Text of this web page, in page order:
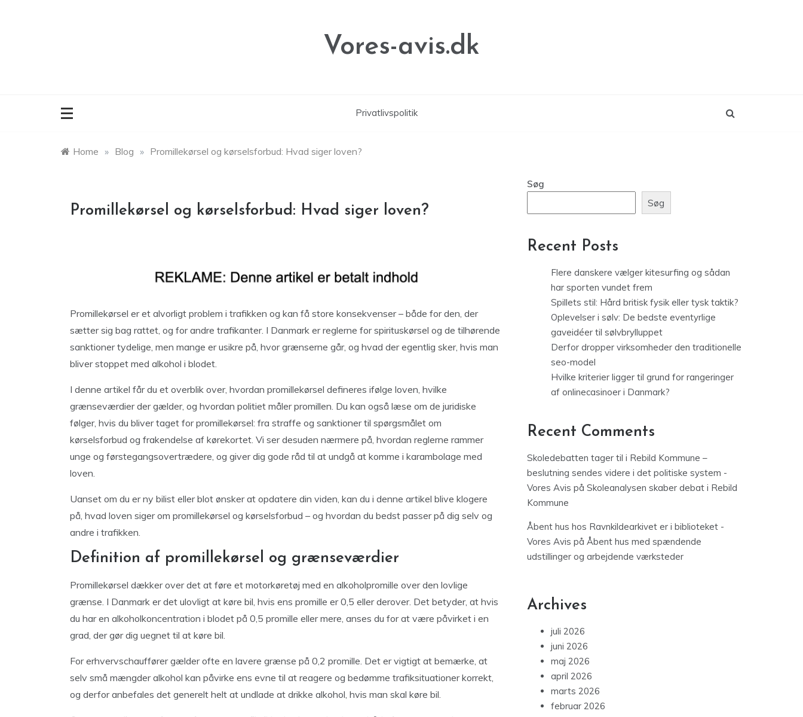
Vores-avis.dk
Privatlivspolitik
Home » Blog » Promillekørsel og kørselsforbud: Hvad siger loven?
Promillekørsel og kørselsforbud: Hvad siger loven?
Promillekørsel er et alvorligt problem i trafikken og kan få store konsekvenser – både for den, der
sætter sig bag rattet, og for andre trafikanter. I Danmark er reglerne for spirituskørsel og de tilhørende
sanktioner tydelige, men mange er usikre på, hvor grænserne går, og hvad der egentlig sker, hvis man
bliver stoppet med alkohol i blodet.
I denne artikel får du et overblik over, hvordan promillekørsel defineres ifølge loven, hvilke
grænseværdier der gælder, og hvordan politiet måler promillen. Du kan også læse om de juridiske
følger, hvis du bliver taget for promillekørsel: fra straffe og sanktioner til spørgsmålet om
kørselsforbud og frakendelse af kørekortet. Vi ser desuden nærmere på, hvordan reglerne rammer
unge og førstegangsovertrædere, og giver dig gode råd til at undgå at komme i karambolage med
loven.
Uanset om du er ny bilist eller blot ønsker at opdatere din viden, kan du i denne artikel blive klogere
på, hvad loven siger om promillekørsel og kørselsforbud – og hvordan du bedst passer på dig selv og
andre i trafikken.
Definition af promillekørsel og grænseværdier
Promillekørsel dækker over det at føre et motorkøretøj med en alkoholpromille over den lovlige
grænse. I Danmark er det ulovligt at køre bil, hvis ens promille er 0,5 eller derover. Det betyder, at hvis
du har en alkoholkoncentration i blodet på 0,5 promille eller mere, anses du for at være påvirket i en
grad, der gør dig uegnet til at køre bil.
For erhvervschauffører gælder ofte en lavere grænse på 0,2 promille. Det er vigtigt at bemærke, at
selv små mængder alkohol kan påvirke ens evne til at reagere og bedømme trafiksituationer korrekt,
og derfor anbefales det generelt helt at undlade at drikke alkohol, hvis man skal køre bil.
Søg
Søg
Recent Posts
Flere danskere vælger kitesurfing og sådan
har sporten vundet frem
Spillets stil: Hård britisk fysik eller tysk taktik?
Oplevelser i sølv: De bedste eventyrlige
gaveidéer til sølvbrylluppet
Derfor dropper virksomheder den traditionelle
seo-model
Hvilke kriterier ligger til grund for rangeringer
af onlinecasinoer i Danmark?
Recent Comments
Skoledebatten tager til i Rebild Kommune –
beslutning sendes videre i det politiske system -
Vores Avis på Skoleanalysen skaber debat i Rebild
Kommune
Åbent hus hos Ravnkildearkivet er i biblioteket -
Vores Avis på Åbent hus med spændende
udstillinger og arbejdende værksteder
Archives
juli 2026
juni 2026
maj 2026
april 2026
marts 2026
februar 2026